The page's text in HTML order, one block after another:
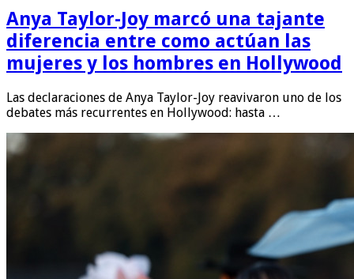
Anya Taylor-Joy marcó una tajante
diferencia entre como actúan las
mujeres y los hombres en Hollywood
Las declaraciones de Anya Taylor-Joy reavivaron uno de los
debates más recurrentes en Hollywood: hasta …